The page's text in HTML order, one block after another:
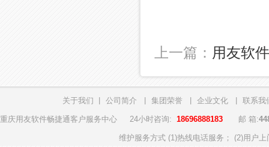
上一篇： 用友软
关于我们 公司简介 集团荣誉 企业文化 联系我
重庆用友软件畅捷通客户服务中心 24小时咨询: 18696888183 邮 箱:
维护服务方式 (1)热线电话服务； (2)用户